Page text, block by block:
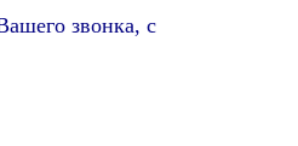
звонка, с